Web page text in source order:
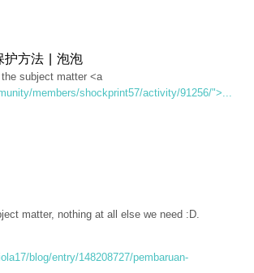
护方法 | 泡泡
subject matter <a
members/shockprint57/activity/91256/">...
matter, nothing at all else we need :D.
blog/entry/148208727/pembaruan-